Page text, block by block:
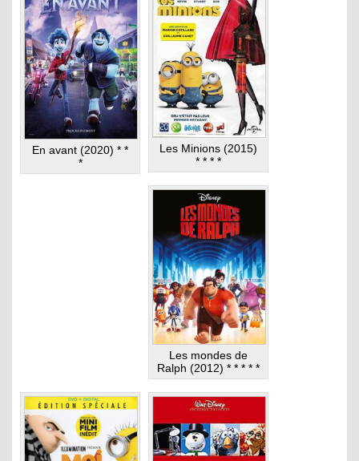
En avant (2020) * *
*
Les Minions (2015)
* * * *
Les mondes de
Ralph (2012) * * * * *